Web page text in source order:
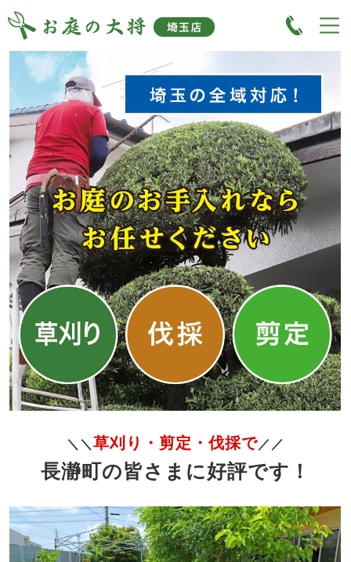
＼＼ 草刈り・剪定・伐採で／／
長瀞町の皆さまに好評です！